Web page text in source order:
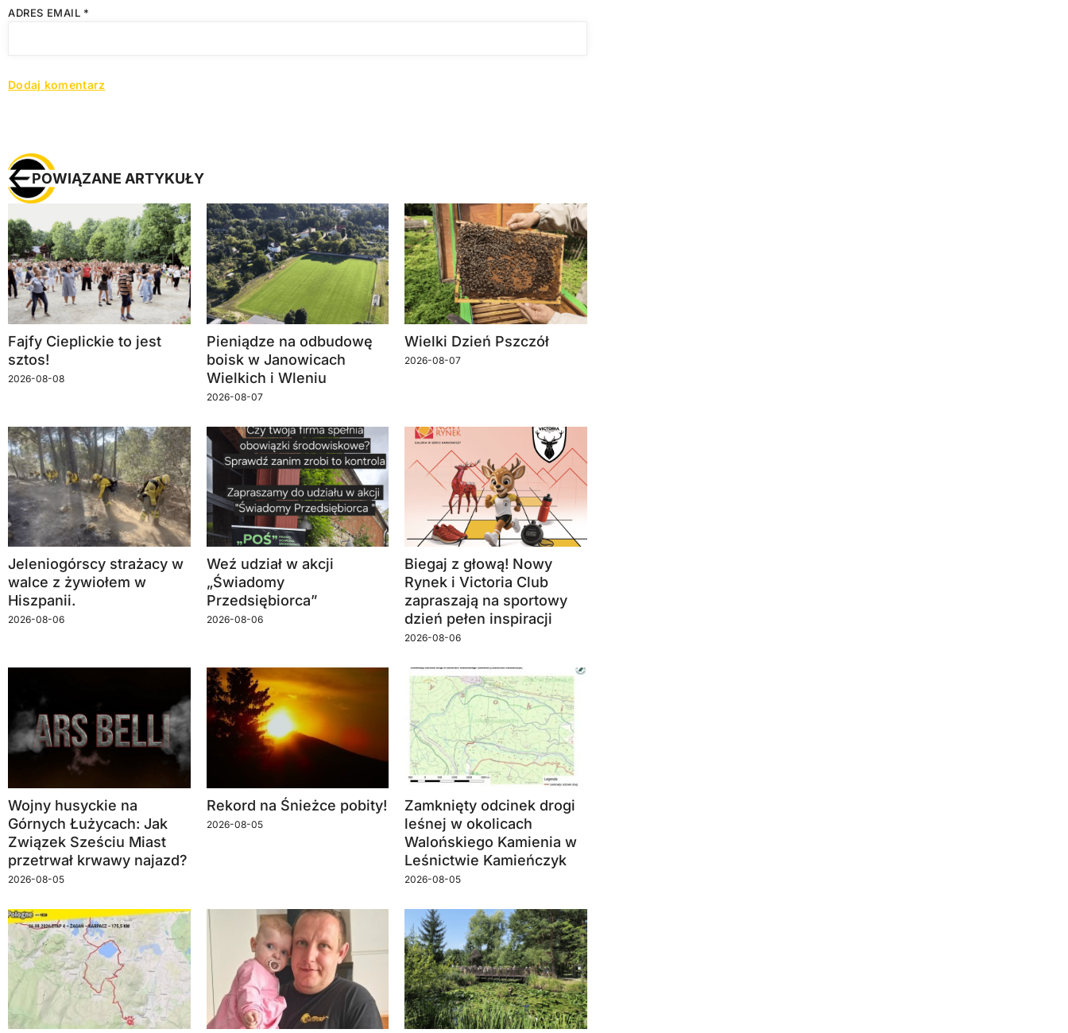
ADRES EMAIL *
POWIĄZANE ARTYKUŁY
Fajfy Cieplickie to jest
sztos!
2026-08-08
Pieniądze na odbudowę
boisk w Janowicach
Wielkich i Wleniu
2026-08-07
Wielki Dzień Pszczół
2026-08-07
Jeleniogórscy strażacy w
walce z żywiołem w
Hiszpanii.
2026-08-06
Weź udział w akcji
„Świadomy
Przedsiębiorca”
2026-08-06
Biegaj z głową! Nowy
Rynek i Victoria Club
zapraszają na sportowy
dzień pełen inspiracji
2026-08-06
Wojny husyckie na
Górnych Łużycach: Jak
Związek Sześciu Miast
przetrwał krwawy najazd?
2026-08-05
Rekord na Śnieżce pobity!
2026-08-05
Zamknięty odcinek drogi
leśnej w okolicach
Walońskiego Kamienia w
Leśnictwie Kamieńczyk
2026-08-05